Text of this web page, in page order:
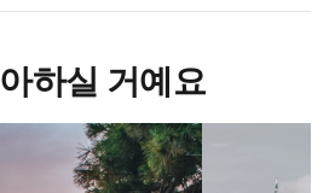
하실 거예요